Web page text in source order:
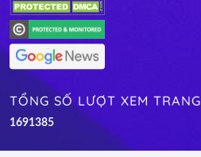
TỔNG SỐ LƯỢT XEM TRANG
1691385